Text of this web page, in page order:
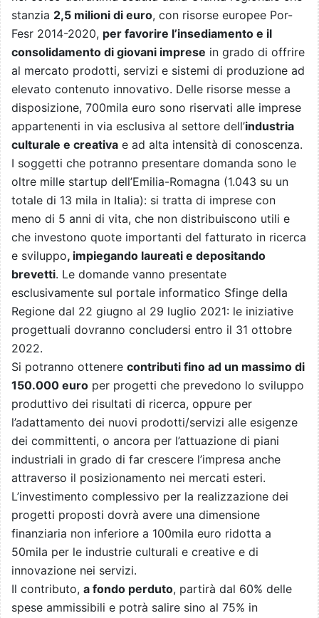
stanzia 2,5 milioni di euro, con risorse europee Por-
Fesr 2014-2020, per favorire l’insediamento e il
consolidamento di giovani imprese in grado di offrire
al mercato prodotti, servizi e sistemi di produzione ad
elevato contenuto innovativo. Delle risorse messe a
disposizione, 700mila euro sono riservati alle imprese
appartenenti in via esclusiva al settore dell’industria
culturale e creativa e ad alta intensità di conoscenza.
I soggetti che potranno presentare domanda sono le
oltre mille startup dell’Emilia-Romagna (1.043 su un
totale di 13 mila in Italia): si tratta di imprese con
meno di 5 anni di vita, che non distribuiscono utili e
che investono quote importanti del fatturato in ricerca
e sviluppo, impiegando laureati e depositando
brevetti. Le domande vanno presentate
esclusivamente sul portale informatico Sfinge della
Regione dal 22 giugno al 29 luglio 2021: le iniziative
progettuali dovranno concludersi entro il 31 ottobre
2022.
Si potranno ottenere contributi fino ad un massimo di
150.000 euro per progetti che prevedono lo sviluppo
produttivo dei risultati di ricerca, oppure per
l’adattamento dei nuovi prodotti/servizi alle esigenze
dei committenti, o ancora per l’attuazione di piani
industriali in grado di far crescere l’impresa anche
attraverso il posizionamento nei mercati esteri.
L’investimento complessivo per la realizzazione dei
progetti proposti dovrà avere una dimensione
finanziaria non inferiore a 100mila euro ridotta a
50mila per le industrie culturali e creative e di
innovazione nei servizi.
Il contributo, a fondo perduto, partirà dal 60% delle
spese ammissibili e potrà salire sino al 75% in